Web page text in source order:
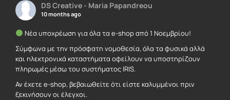
DS Creative - Maria Papandreou
10 months ago
Νέα υποχρέωση για όλα τα e-shop από 1 Νοεμβρίου!
Σύμφωνα με την πρόσφατη νομοθεσία, όλα τα φυσικά αλλά
και ηλεκτρονικά καταστήματα οφείλουν να υποστηρίζουν
πληρωμές μέσω του συστήματος IRIS.
Αν έχετε e-shop, βεβαιωθείτε ότι είστε καλυμμένοι πριν
ξεκινήσουν οι έλεγχοι.